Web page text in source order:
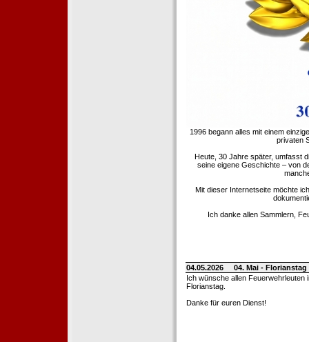
1996 begann alles mit einem
privaten
Heute, 30 Jahre später, umfasst
seine eigene Geschichte – von
Mit dieser Internetseite möchte
Ich danke allen Sammlern,
04.05.2026
04. Mai -
Ich wünsche allen Feuerwehrleuten
Florianstag.
Danke für euren Dienst!